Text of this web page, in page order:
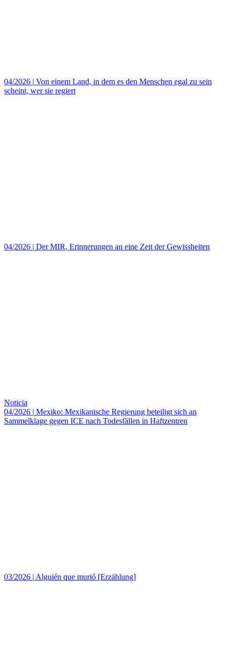
04/2026 | Von einem Land, in dem es den Menschen egal zu sein
scheint, wer sie regiert
04/2026 | Der MIR, Erinnerungen an eine Zeit der Gewissheiten
Noticia
04/2026 | Mexiko: Mexikanische Regierung beteiligt sich an
Sammelklage gegen ICE nach Todesfällen in Haftzentren
03/2026 | Alguién que murió [Erzählung]